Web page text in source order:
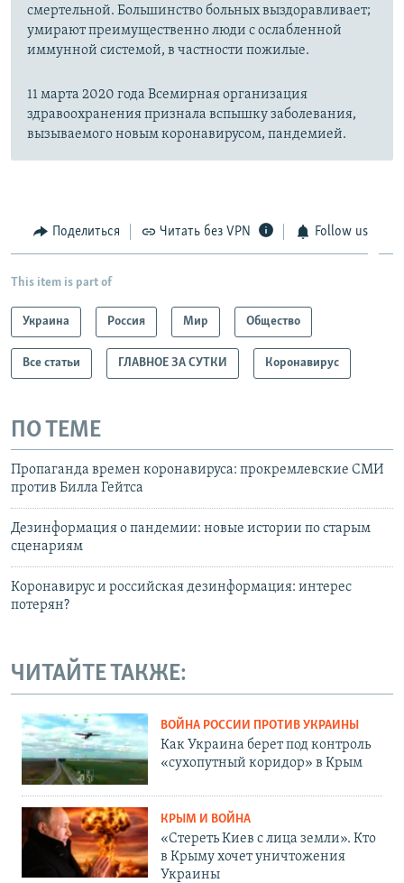
смертельной. Большинство больных выздоравливает;
умирают преимущественно люди с ослабленной
иммунной системой, в частности пожилые.
11 марта 2020 года Всемирная организация
здравоохранения признала вспышку заболевания,
вызываемого новым коронавирусом, пандемией.
Поделиться Читать без VPN Follow us
This item is part of
Украина Россия Мир Общество
Все статьи ГЛАВНОЕ ЗА СУТКИ Коронавирус
ПО ТЕМЕ
Пропаганда времен коронавируса: прокремлевские СМИ
против Билла Гейтса
Дезинформация о пандемии: новые истории по старым
сценариям
Коронавирус и российская дезинформация: интерес
потерян?
ЧИТАЙТЕ ТАКЖЕ:
ВОЙНА РОССИИ ПРОТИВ УКРАИНЫ
Как Украина берет под контроль
«сухопутный коридор» в Крым
КРЫМ И ВОЙНА
«Стереть Киев с лица земли». Кто
в Крыму хочет уничтожения
Украины